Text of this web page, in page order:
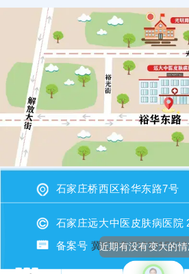
石家庄桥西区裕华东路7号
石家庄远大中医皮肤病医院
备案号 冀ICP备2023015620
近期有没有变大的